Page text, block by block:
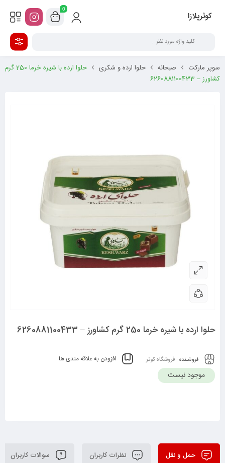
کوثرپلازا
0
سوپر مارکت صبحانه حلوا ارده و شکری
حلوا ارده با شیره خرما 250 گرم
کشاورز – 6260881100433
حلوا ارده با شیره خرما 250 گرم کشاورز – 6260881100433
فروشـنده : فروشگاه کوثر افزودن به علاقه مندی ها
موجود نیست
حمل و نقل نظرات کاربران سوالات کاربران